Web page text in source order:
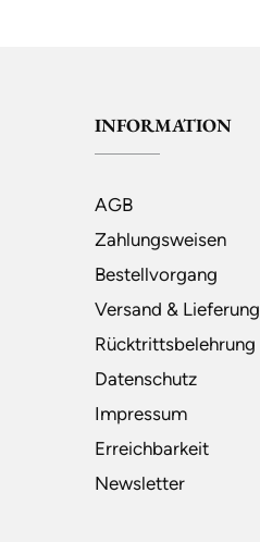
INFORMATION
AGB
Zahlungsweisen
Bestellvorgang
Versand & Lieferung
Rücktrittsbelehrung
Datenschutz
Impressum
Erreichbarkeit
Newsletter